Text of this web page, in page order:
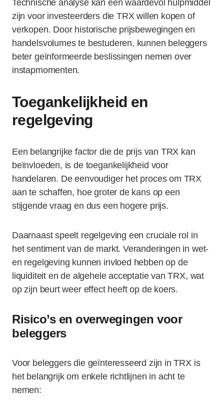
Technische analyse kan een waardevol hulpmiddel
zijn voor investeerders die TRX willen kopen of
verkopen. Door historische prijsbewegingen en
handelsvolumes te bestuderen, kunnen beleggers
beter geïnformeerde beslissingen nemen over
instapmomenten.
Toegankelijkheid en
regelgeving
Een belangrijke factor die de prijs van TRX kan
beïnvloeden, is de toegankelijkheid voor
handelaren. De eenvoudiger het proces om TRX
aan te schaffen, hoe groter de kans op een
stijgende vraag en dus een hogere prijs.
Daarnaast speelt regelgeving een cruciale rol in
het sentiment van de markt. Veranderingen in wet-
en regelgeving kunnen invloed hebben op de
liquiditeit en de algehele acceptatie van TRX, wat
op zijn beurt weer effect heeft op de koers.
Risico’s en overwegingen voor
beleggers
Voor beleggers die geïnteresseerd zijn in TRX is
het belangrijk om enkele richtlijnen in acht te
nemen: